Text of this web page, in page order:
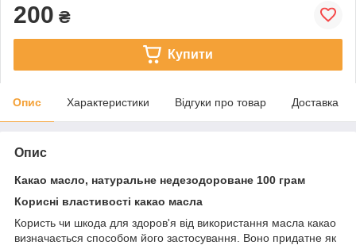
200 ₴
Купити
Опис Характеристики Відгуки про товар Доставка
Опис
Какао масло, натуральне недезодороване 100 грам
Корисні властивості какао масла
Користь чи шкода для здоров'я від використання масла какао
визначається способом його застосування. Воно придатне як